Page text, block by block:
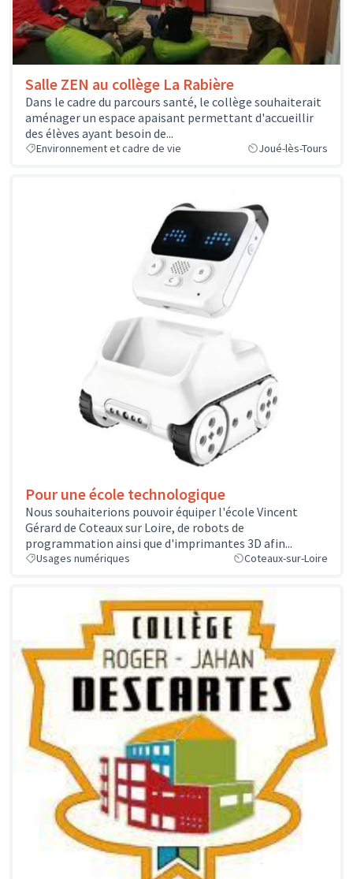
Salle ZEN au collège La Rabière
Dans le cadre du parcours santé, le collège souhaiterait
aménager un espace apaisant permettant d'accueillir
des élèves ayant besoin de...
Environnement et cadre de vie Joué-lès-Tours
Pour une école technologique
Nous souhaiterions pouvoir équiper l'école Vincent
Gérard de Coteaux sur Loire, de robots de
programmation ainsi que d'imprimantes 3D afin...
Usages numériques Coteaux-sur-Loire